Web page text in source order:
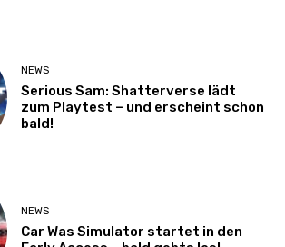
NEWS
Serious Sam: Shatterverse lädt
zum Playtest – und erscheint schon
bald!
NEWS
Car Was Simulator startet in den